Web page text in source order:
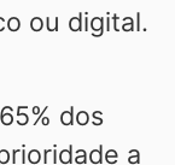
ou digital.
dos
a